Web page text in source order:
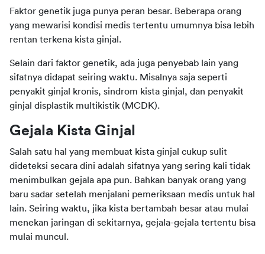
Faktor genetik juga punya peran besar. Beberapa orang
yang mewarisi kondisi medis tertentu umumnya bisa lebih
rentan terkena kista ginjal.
Selain dari faktor genetik, ada juga penyebab lain yang
sifatnya didapat seiring waktu. Misalnya saja seperti
penyakit ginjal kronis, sindrom kista ginjal, dan penyakit
ginjal displastik multikistik (MCDK).
Gejala Kista Ginjal
Salah satu hal yang membuat kista ginjal cukup sulit
dideteksi secara dini adalah sifatnya yang sering kali tidak
menimbulkan gejala apa pun. Bahkan banyak orang yang
baru sadar setelah menjalani pemeriksaan medis untuk hal
lain. Seiring waktu, jika kista bertambah besar atau mulai
menekan jaringan di sekitarnya, gejala-gejala tertentu bisa
mulai muncul.